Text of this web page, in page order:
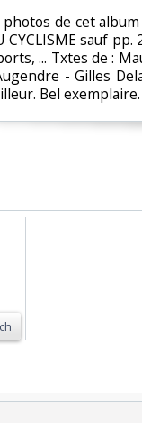
de cet
CYCLISME sauf
... Txtes de :
- Gilles
Bel